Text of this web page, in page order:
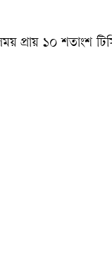
প্রায় ১০ শতাংশ